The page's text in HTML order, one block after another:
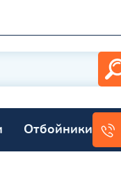
Отбойники